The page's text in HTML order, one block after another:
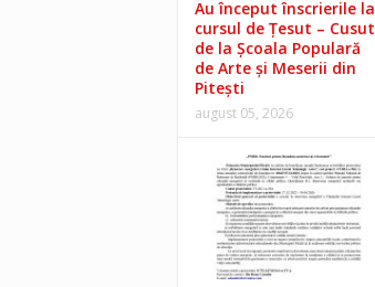
Au început înscrierile la
cursul de Țesut – Cusut
de la Școala Populară
de Arte și Meserii din
Pitești
august 05, 2026